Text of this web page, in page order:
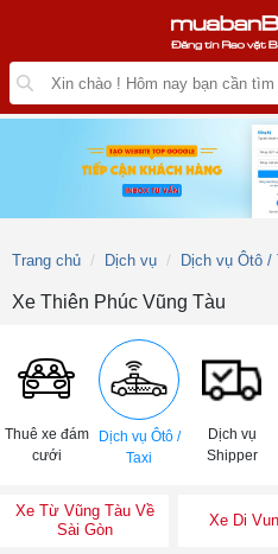
Trang chủ Dịch vụ Dịch vụ Ôtô /
Xe Thiên Phúc Vũng Tàu
Thuê xe đám
cưới
Dịch vụ Ôtô /
Taxi
Dịch vụ
Shipper
Xe Từ Vũng Tàu Về
Sài Gòn
Xe Di